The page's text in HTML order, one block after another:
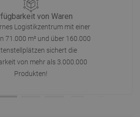
von Waren
Logistikzentrum mit einer
71.000 m² und über 160.000
sichert die
von mehr als 3.000.000
Produkten!